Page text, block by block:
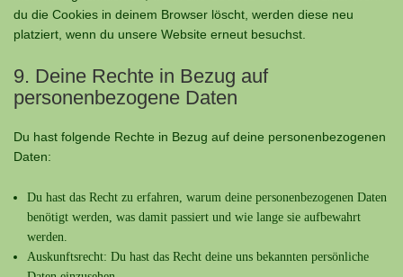
du die Cookies in deinem Browser löscht, werden diese neu
platziert, wenn du unsere Website erneut besuchst.
9. Deine Rechte in Bezug auf
personenbezogene Daten
Du hast folgende Rechte in Bezug auf deine personenbezogenen
Daten:
Du hast das Recht zu erfahren, warum deine personenbezogenen Daten
benötigt werden, was damit passiert und wie lange sie aufbewahrt
werden.
Auskunftsrecht: Du hast das Recht deine uns bekannten persönliche